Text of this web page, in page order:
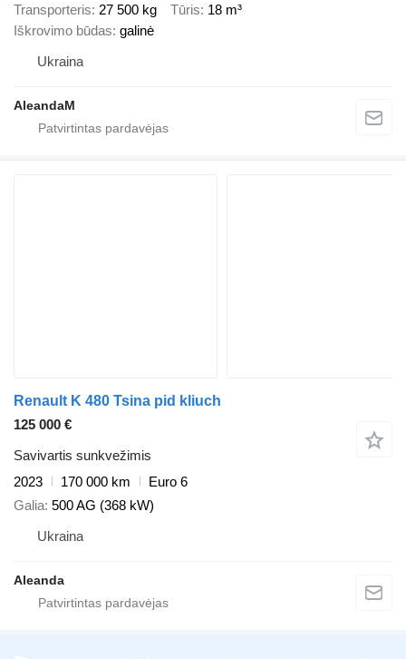
Transporteris 27 500 kg Tūris 18 m³
Iškrovimo būdas galinė
Ukraina
AleandaM
Renault K 480 Tsina pid kliuch
125 000 €
Savivartis sunkvežimis
2023
170 000 km
Euro 6
Galia 500 AG (368 kW)
Ukraina
Aleanda